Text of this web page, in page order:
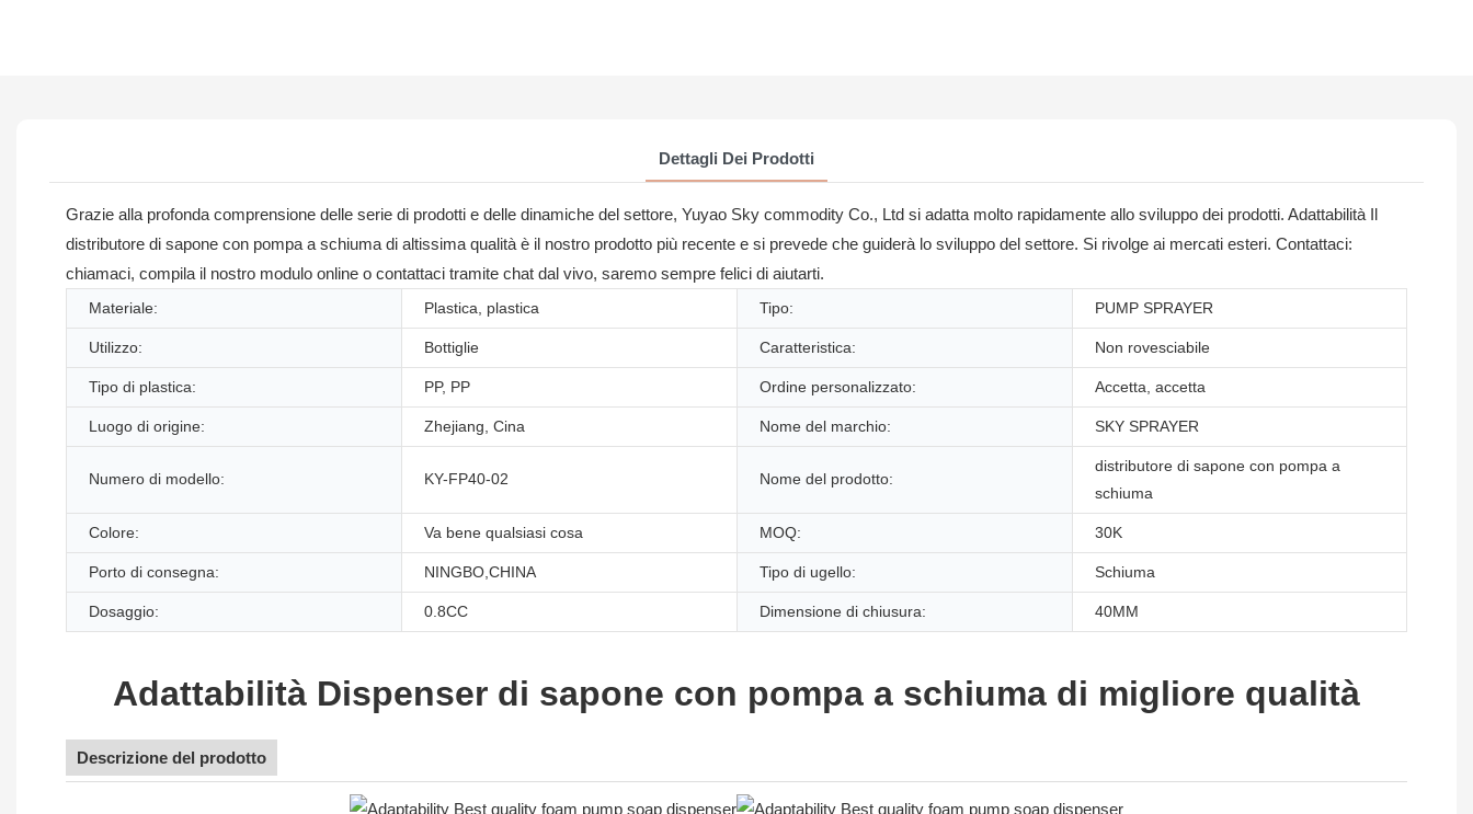
Dettagli Dei Prodotti
Grazie alla profonda comprensione delle serie di prodotti e delle dinamiche del settore, Yuyao Sky commodity Co., Ltd si adatta molto rapidamente allo sviluppo dei prodotti. Adattabilità Il
distributore di sapone con pompa a schiuma di altissima qualità è il nostro prodotto più recente e si prevede che guiderà lo sviluppo del settore. Si rivolge ai mercati esteri. Contattaci:
chiamaci, compila il nostro modulo online o contattaci tramite chat dal vivo, saremo sempre felici di aiutarti.
Materiale: Plastica, plastica Tipo: PUMP SPRAYER
Utilizzo: Bottiglie Caratteristica: Non rovesciabile
Tipo di plastica: PP, PP Ordine personalizzato: Accetta, accetta
Luogo di origine: Zhejiang, Cina Nome del marchio: SKY SPRAYER
Numero di modello: KY-FP40-02 Nome del prodotto:
distributore di sapone con pompa a
schiuma
Colore: Va bene qualsiasi cosa MOQ: 30K
Porto di consegna: NINGBO,CHINA Tipo di ugello: Schiuma
Dosaggio: 0.8CC Dimensione di chiusura: 40MM
Adattabilità Dispenser di sapone con pompa a schiuma di migliore qualità
Descrizione del prodotto